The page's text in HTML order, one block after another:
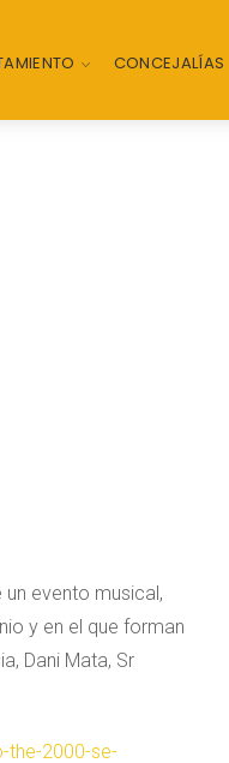
CONCEJALÍAS
evento musical,
y en el que forman
Dani Mata, Sr
the-2000-se-